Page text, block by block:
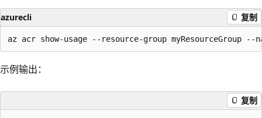
azurecli 复制
示例输出：
复制